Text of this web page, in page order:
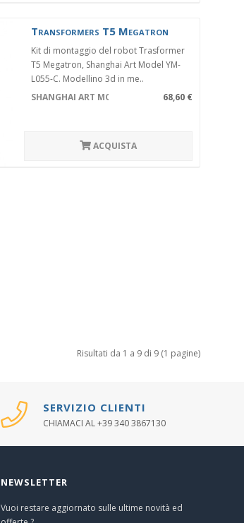
Transformers T5 Megatron
Kit di montaggio del robot Trasformer
T5 Megatron, Shanghai Art Model YM-
L055-C. Modellino 3d in me..
SHANGHAI ART MODEL YM-L055-C68,60 €
ACQUISTA
Risultati da 1 a 9 di 9 (1 pagine)
SERVIZIO CLIENTI
CHIAMACI AL +39 340 3867130
NEWSLETTER
Vuoi restare aggiornato sulle ultime novità ed